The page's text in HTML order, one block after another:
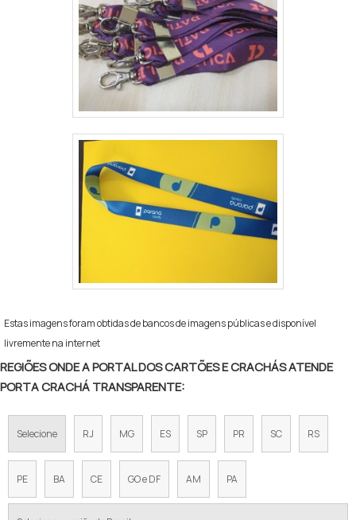
Estas imagens foram obtidas de bancos de imagens públicas e disponível
livremente na internet
REGIÕES ONDE A PORTAL DOS CARTÕES E CRACHÁS ATENDE
PORTA CRACHÁ TRANSPARENTE:
Selecione RJ MG ES SP PR SC RS
PE BA CE GO e DF AM PA